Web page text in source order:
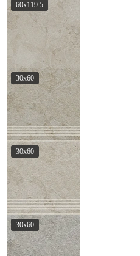
60x119.5
30x60
30x60
30x60